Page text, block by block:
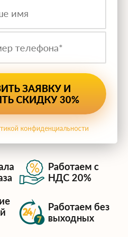
Работаем с
НДС 20%
Работаем без
выходных
конфиденциальности